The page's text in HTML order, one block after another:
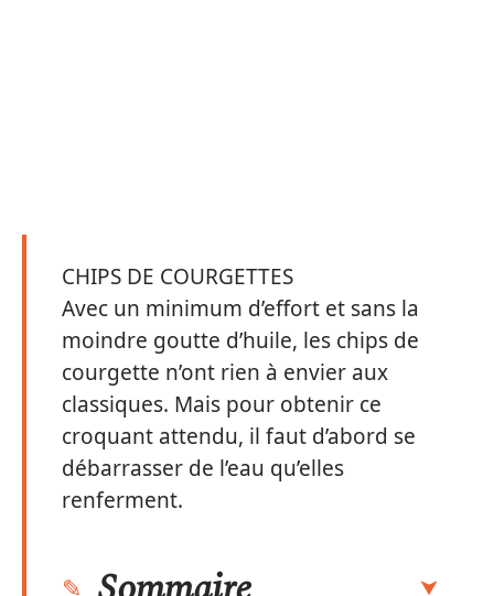
CHIPS DE COURGETTES
Avec un minimum d’effort et sans la
moindre goutte d’huile, les chips de
courgette n’ont rien à envier aux
classiques. Mais pour obtenir ce
croquant attendu, il faut d’abord se
débarrasser de l’eau qu’elles
renferment.